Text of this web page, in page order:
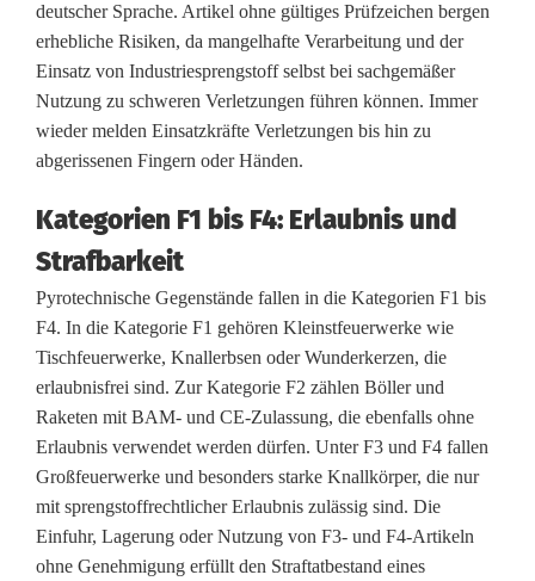
i
G
r
e
z
k
o
n
t
r
o
l
deutscher Sprache. Artikel ohne gültiges Prüfzeichen bergen
erhebliche Risiken, da mangelhafte Verarbeitung und der
Einsatz von Industriesprengstoff selbst bei sachgemäßer
Nutzung zu schweren Verletzungen führen können. Immer
wieder melden Einsatzkräfte Verletzungen bis hin zu
abgerissenen Fingern oder Händen.
Kategorien F1 bis F4: Erlaubnis und
Strafbarkeit
Pyrotechnische Gegenstände fallen in die Kategorien F1 bis
F4. In die Kategorie F1 gehören Kleinstfeuerwerke wie
Tischfeuerwerke, Knallerbsen oder Wunderkerzen, die
erlaubnisfrei sind. Zur Kategorie F2 zählen Böller und
Raketen mit BAM- und CE-Zulassung, die ebenfalls ohne
Erlaubnis verwendet werden dürfen. Unter F3 und F4 fallen
Großfeuerwerke und besonders starke Knallkörper, die nur
mit sprengstoffrechtlicher Erlaubnis zulässig sind. Die
Einfuhr, Lagerung oder Nutzung von F3- und F4-Artikeln
ohne Genehmigung erfüllt den Straftatbestand eines